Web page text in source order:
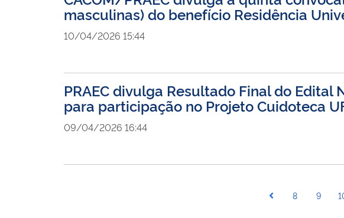
masculinas) do benefício Residência
10/04/2026 15:44
PRAEC divulga Resultado Final do
para participação no Projeto Cuidoteca
09/04/2026 16:44
8 9